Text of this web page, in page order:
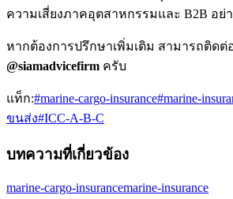
ความเสี่ยงภาคอุตสาหกรรมและ B2B อย่
หากต้องการปรึกษาเพิ่มเติม สามารถติดต่
@siamadvicefirm ครับ
แท็ก:#marine-cargo-insurance#marine-
ขนส่ง#ICC-A-B-C
บทความที่เกี่ยวข้อง
marine-cargo-insurancemarine-insurance